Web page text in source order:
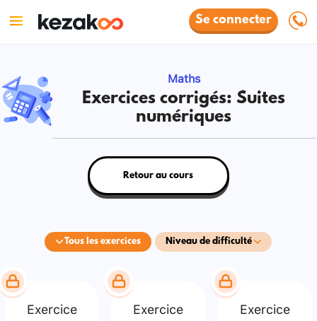
Se connecter
Maths
Exercices corrigés: Suites
numériques
Tous les exercices Niveau de difficulté
Retour au cours
Exercice Exercice Exercice